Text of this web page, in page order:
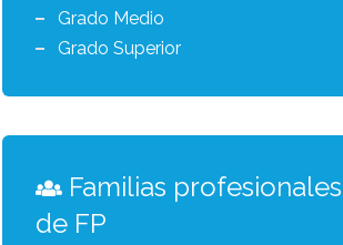
Grado Medio
Grado Superior
Familias profesionales
de FP